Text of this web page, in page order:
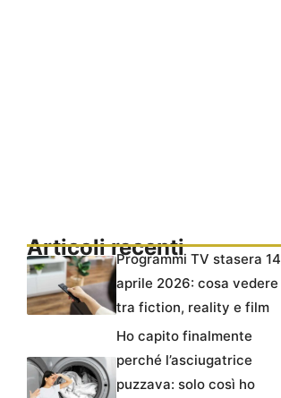
Articoli recentiProgrammi TV stasera 14
aprile 2026: cosa vedere
tra fiction, reality e film
Ho capito finalmente
perché l’asciugatrice
puzzava: solo così ho